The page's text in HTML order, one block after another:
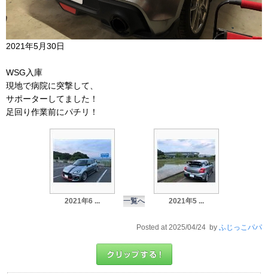
2021年5月30日
WSG入庫
現地で病院に突撃して、
サポーターしてました！
足回り作業前にパチリ！
2021年6 ... 一覧へ 2021年5 ...
Posted at 2025/04/24 by ふじっこパパ